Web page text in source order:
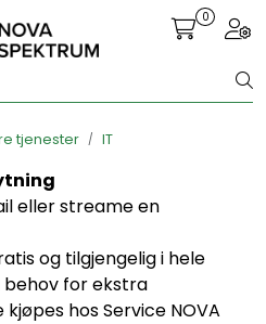
0
tjenester IT
eller streame en
og tilgjengelig i hele
behov for ekstra
hos Service NOVA